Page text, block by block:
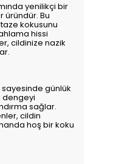
yenilikçi bir
üründür. Bu
kokusunu
hissi
cildinize nazik
sayesinde günlük
dengeyi
sağlar.
cildin
hoş bir koku